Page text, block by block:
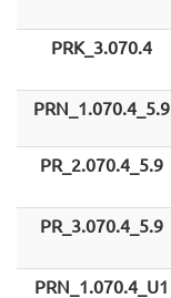
PRK_3.070.4
PRN_1.070.4_5.9
PR_2.070.4_5.9
PR_3.070.4_5.9
PRN_1.070.4_U1